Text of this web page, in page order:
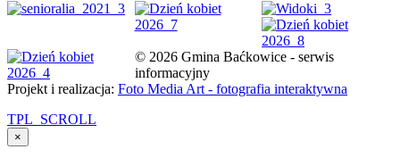
© 2026 Gmina Baćkowice - serwis
informacyjny
Projekt i realizacja: Foto Media Art - fotografia interaktywna
TPL_SCROLL
×